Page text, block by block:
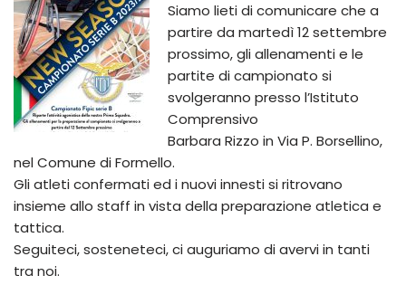
Siamo lieti di comunicare che a
partire da martedì 12 settembre
prossimo, gli allenamenti e le
partite di campionato si
svolgeranno presso l’Istituto
Comprensivo
Barbara Rizzo in Via P. Borsellino,
nel Comune di Formello.
Gli atleti confermati ed i nuovi innesti si ritrovano
insieme allo staff in vista della preparazione atletica e
tattica.
Seguiteci, sosteneteci, ci auguriamo di avervi in tanti
tra noi.